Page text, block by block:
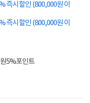
즉시할인 (800,000원 이
즉시할인 (800,000원 이
5%포인트